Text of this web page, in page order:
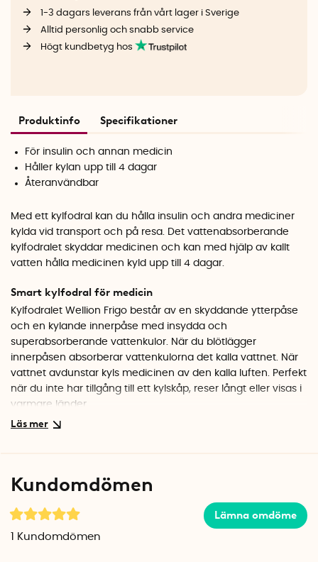
1-3 dagars leverans från vårt lager i Sverige
Alltid personlig och snabb service
Högt kundbetyg hos
Produktinfo Specifikationer
För insulin och annan medicin
Håller kylan upp till 4 dagar
Återanvändbar
Med ett kylfodral kan du hålla insulin och andra mediciner
kylda vid transport och på resa. Det vattenabsorberande
kylfodralet skyddar medicinen och kan med hjälp av kallt
vatten hålla medicinen kyld upp till 4 dagar.
Smart kylfodral för medicin
Kylfodralet Wellion Frigo består av en skyddande ytterpåse
och en kylande innerpåse med insydda och
superabsorberande vattenkulor. När du blötlägger
innerpåsen absorberar vattenkulorna det kalla vattnet. När
vattnet avdunstar kyls medicinen av den kalla luften. Perfekt
när du inte har tillgång till ett kylskåp, reser långt eller visas i
varmare länder.
minuter), vrid sedan ur och torka torr (överskrid inte tiden –
enligt anvisning).
3. Placera innerpåsen i ytterpåsen och lägg i denkylda
Kundomdömen
Lämna omdöme
Kundomdömen